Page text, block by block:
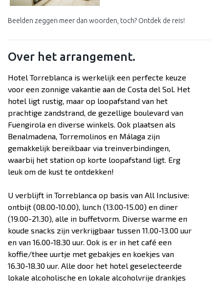
Beelden zeggen meer dan woorden, toch? Ontdek de reis!
Over het arrangement.
Hotel Torreblanca is werkelijk een perfecte keuze
voor een zonnige vakantie aan de Costa del Sol. Het
hotel ligt rustig, maar op loopafstand van het
prachtige zandstrand, de gezellige boulevard van
Fuengirola en diverse winkels. Ook plaatsen als
Benalmadena, Torremolinos en Málaga zijn
gemakkelijk bereikbaar via treinverbindingen,
waarbij het station op korte loopafstand ligt. Erg
leuk om de kust te ontdekken!
U verblijft in Torreblanca op basis van All Inclusive:
ontbijt (08.00-10.00), lunch (13.00-15.00) en diner
(19.00-21.30), alle in buffetvorm. Diverse warme en
koude snacks zijn verkrijgbaar tussen 11.00-13.00 uur
en van 16.00-18.30 uur. Ook is er in het café een
koffie/thee uurtje met gebakjes en koekjes van
16.30-18.30 uur. Alle door het hotel geselecteerde
lokale alcoholische en lokale alcoholvrije drankjes